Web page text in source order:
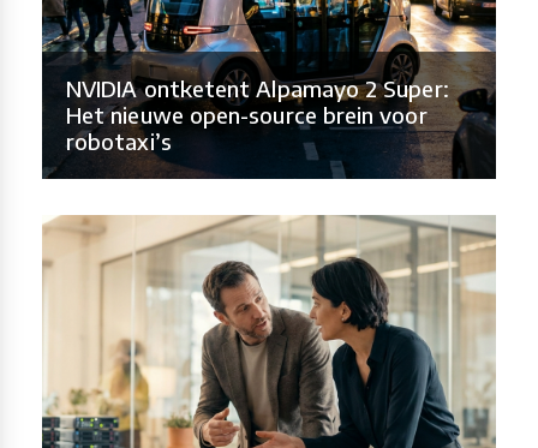
NVIDIA ontketent Alpamayo 2 Super:
Het nieuwe open-source brein voor
robotaxi’s